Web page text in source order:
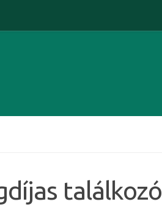
találkozó